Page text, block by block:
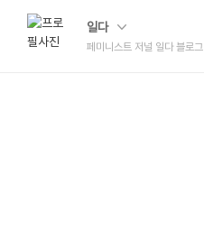
일다
페미니스트 저널 일다 블로그